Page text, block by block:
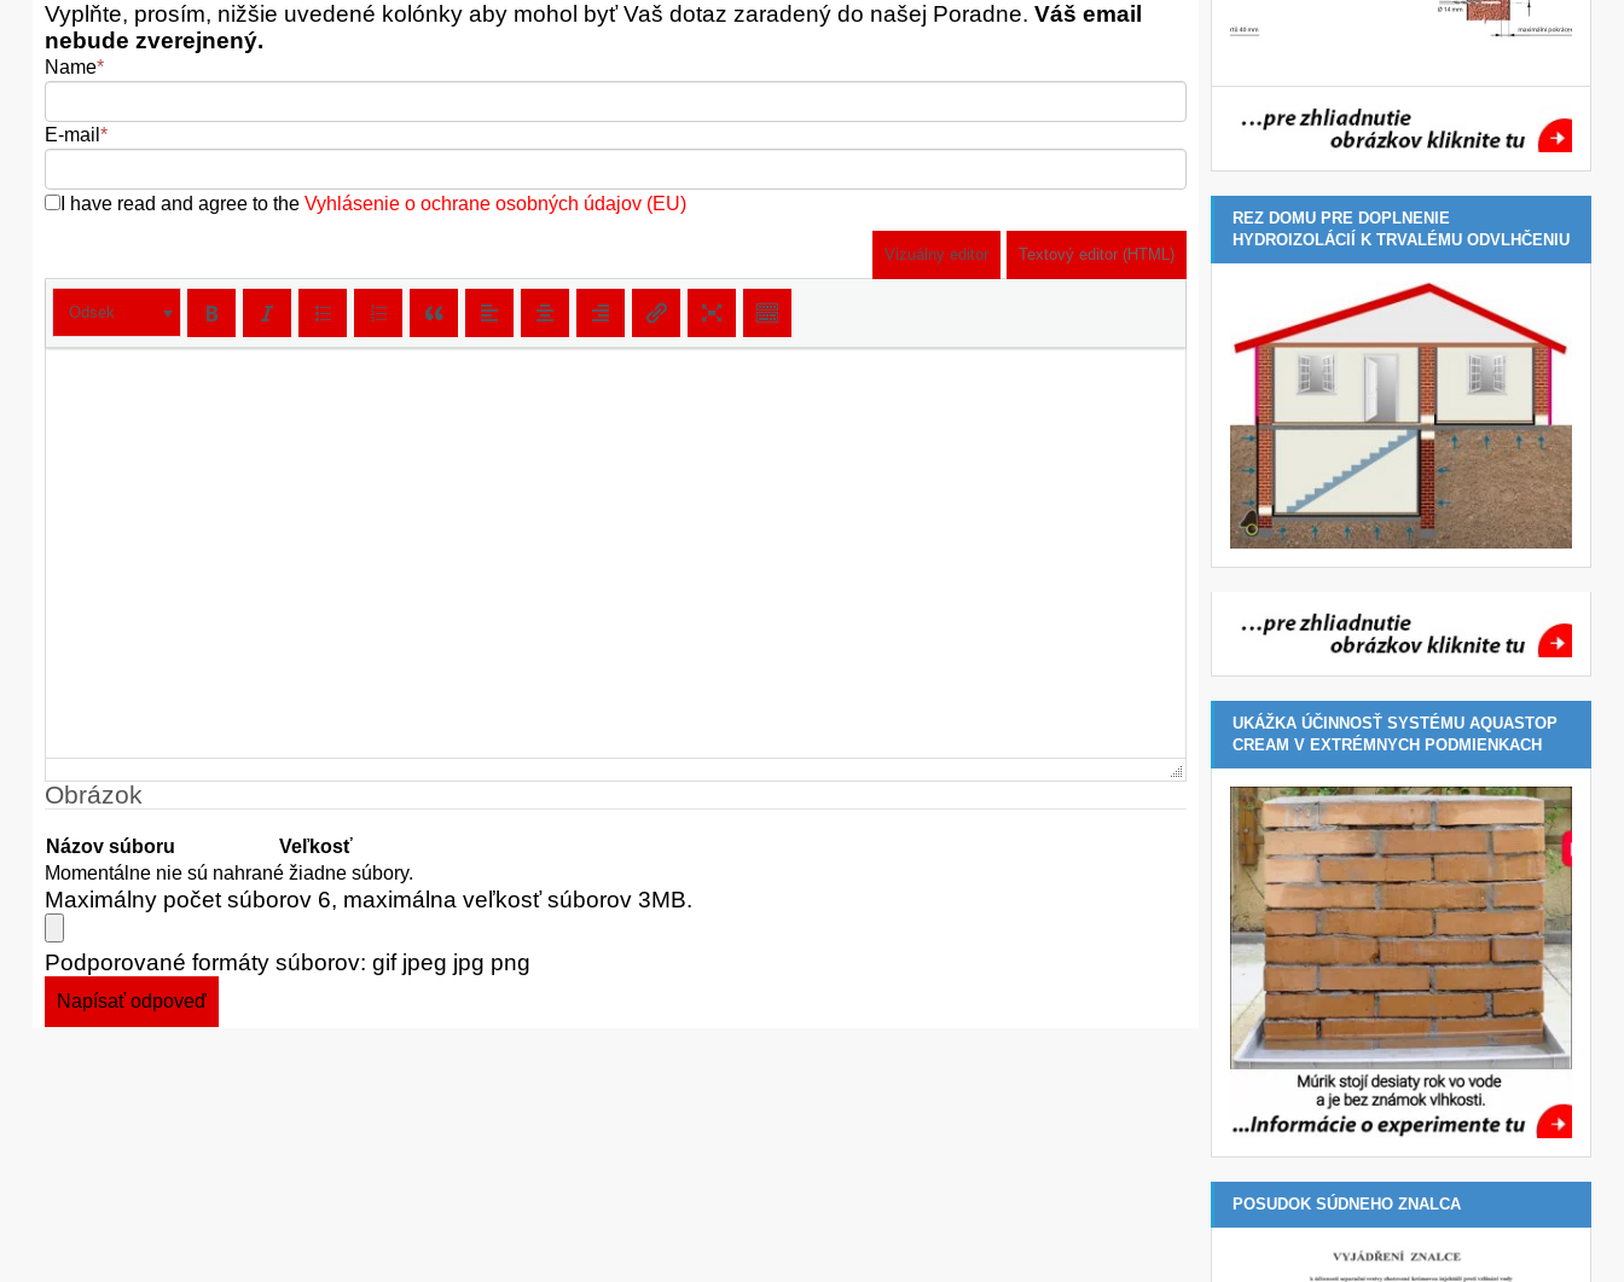
Vyplňte, prosím, nižšie uvedené kolónky aby mohol byť Vaš dotaz zaradený do našej Poradne. Váš email
nebude zverejnený.
Name*
E-mail *
I have read and agree to the Vyhlásenie o ochrane osobných údajov (EU)
Vizuálny editor Textový editor (HTML)
Odsek
Obrázok
Názov súboru
Veľkosť
Momentálne nie sú nahrané žiadne súbory.
Maximálny počet súborov 6, maximálna veľkosť súborov 3MB.
Podporované formáty súborov: gif jpeg jpg png
REZ DOMU PRE DOPLNENIE
HYDROIZOLÁCIÍ K TRVALÉMU ODVLHČENIU
UKÁŽKA ÚČINNOSŤ SYSTÉMU AQUASTOP
CREAM V EXTRÉMNYCH PODMIENKACH
POSUDOK SÚDNEHO ZNALCA